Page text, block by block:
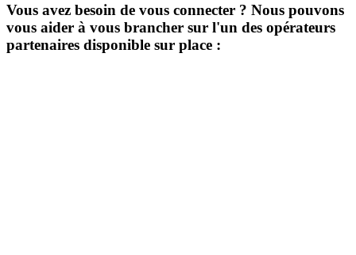
Vous avez besoin de vous connecter ? Nous pouvons
vous aider à vous brancher sur l'un des opérateurs
partenaires disponible sur place :